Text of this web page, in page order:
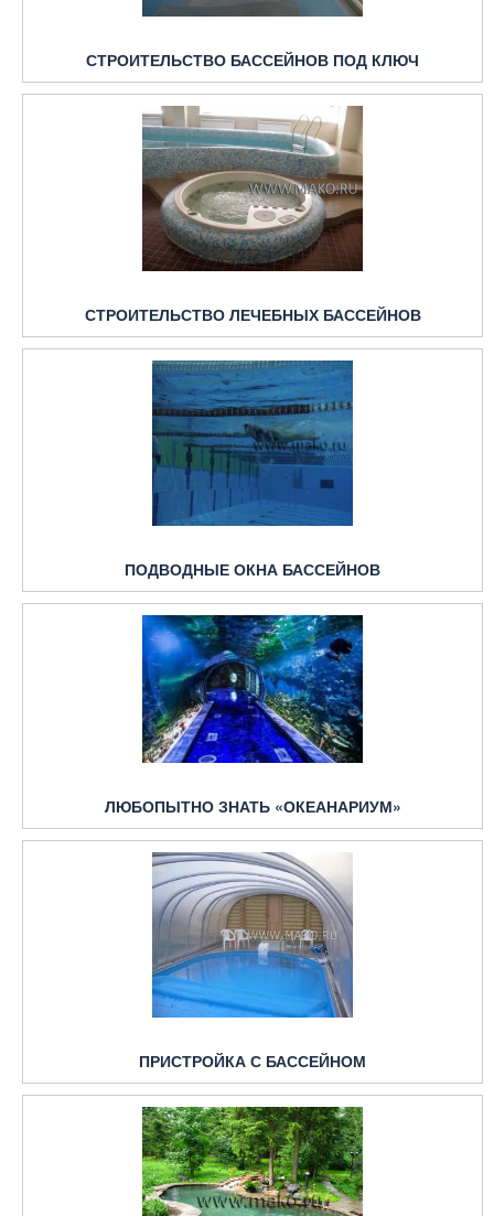
СТРОИТЕЛЬСТВО БАССЕЙНОВ ПОД КЛЮЧ
СТРОИТЕЛЬСТВО ЛЕЧЕБНЫХ БАССЕЙНОВ
ПОДВОДНЫЕ ОКНА БАССЕЙНОВ
ЛЮБОПЫТНО ЗНАТЬ «ОКЕАНАРИУМ»
ПРИСТРОЙКА С БАССЕЙНОМ